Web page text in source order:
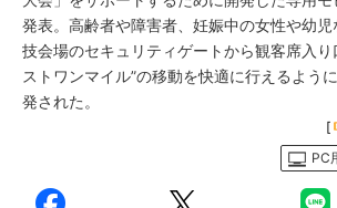
発表。高齢者や障害者、妊娠中の女性や幼
技会場のセキュリティゲートから観客席入り
ストワンマイル”の移動を快適に行えるよう
発された。
[
PC